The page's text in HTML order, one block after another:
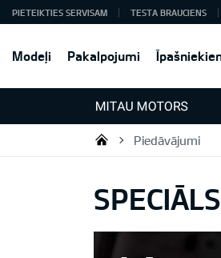
Modeļi Pakalpojumi
PIETEIKTIES SERVISAM TESTA BRAUCIENS
Mitau Motors
Piedāvājumi